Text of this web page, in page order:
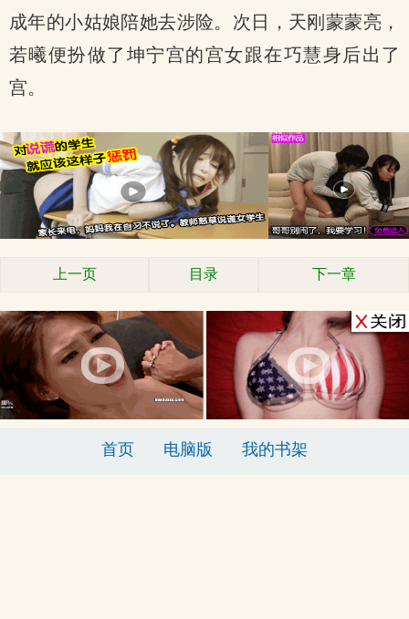
成年的小姑娘陪她去涉险。次日，天刚蒙蒙亮，
若曦便扮做了坤宁宫的宫女跟在巧慧身后出了
宫。
上一页 目录 下一章
首页 电脑版 我的书架